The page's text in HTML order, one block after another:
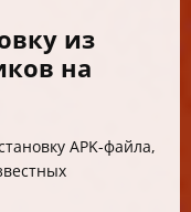
из
на
APK-файла,